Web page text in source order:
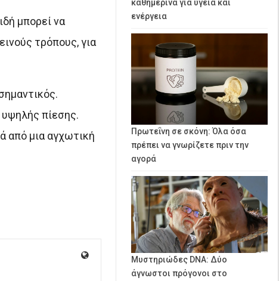
μπορεί να
τρόπους, για
πίεσης.
από μια αγχωτική
καθημερινά για υγεία και
ενέργεια
Πρωτεΐνη σε σκόνη: Όλα όσα
πρέπει να γνωρίζετε πριν την
αγορά
Μυστηριώδες DNA: Δύο
άγνωστοι πρόγονοι στο